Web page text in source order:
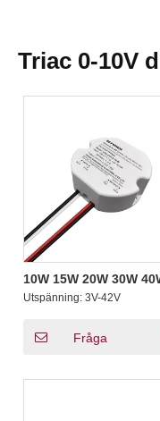
Triac 0-10V
10W 15W 20W 30W
50W 1CH 0-10V 4 i 1
LED-drivrutin Rund
spotlights
Utspänning: 3V-42V
Fråga